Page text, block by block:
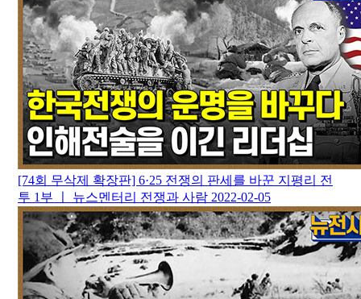
[74회 무삭제 확장판] 6·25 전쟁의 판세를 바꾼 지평리 전
투 1부 ㅣ 뉴스멘터리 전쟁과 사람 2022-02-05